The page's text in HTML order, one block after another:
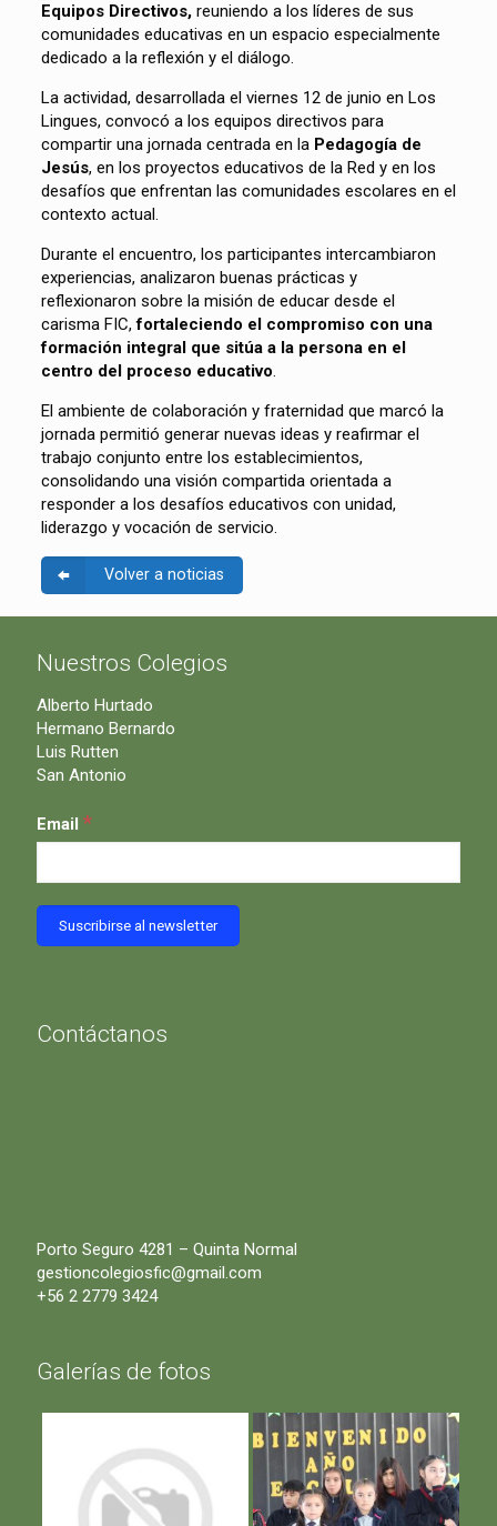
Equipos Directivos,reuniendo a los líderes de sus
comunidades educativas en un espacio especialmente
dedicado a la reflexión y el diálogo.
La actividad, desarrollada el viernes 12 de junio en Los
Lingues, convocó a los equipos directivos para
compartir una jornada centrada en la Pedagogía de
Jesús, en los proyectos educativos de la Red y en los
desafíos que enfrentan las comunidades escolares en el
contexto actual.
Durante el encuentro, los participantes intercambiaron
experiencias, analizaron buenas prácticas y
reflexionaron sobre la misión de educar desde el
carisma FIC,fortaleciendo el compromiso con una
formación integral que sitúa a la persona en el
centro del proceso educativo.
El ambiente de colaboración y fraternidad que marcó la
jornada permitió generar nuevas ideas y reafirmar el
trabajo conjunto entre los establecimientos,
consolidando una visión compartida orientada a
responder a los desafíos educativos con unidad,
liderazgo y vocación de servicio.
Volver a noticias
Nuestros Colegios
Alberto Hurtado
Hermano Bernardo
Luis Rutten
San Antonio
Email *
Contáctanos
Porto Seguro 4281 – Quinta Normal
gestioncolegiosfic@gmail.com
+56 2 2779 3424
Galerías de fotos